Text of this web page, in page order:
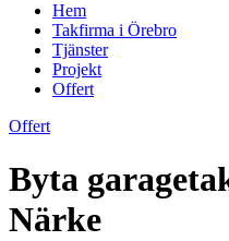
Hem
Takfirma i Örebro
Tjänster
Projekt
Offert
Offert
Byta
Närke